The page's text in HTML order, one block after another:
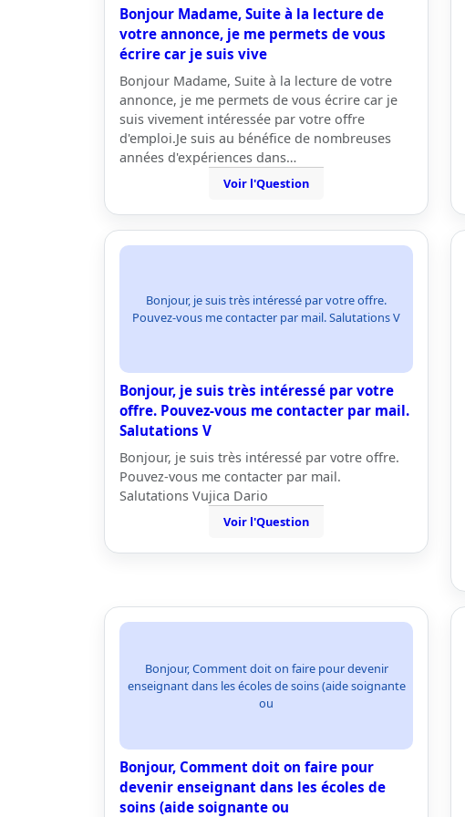
Bonjour Madame, Suite à la lecture de
votre annonce, je me permets de vous
écrire car je suis vive
Bonjour Madame, Suite à la lecture de votre
annonce, je me permets de vous écrire car je
suis vivement intéressée par votre offre
d'emploi.Je suis au bénéfice de nombreuses
années d'expériences dans…
Voir l'Question
Bonjour, je suis très intéressé par votre offre.
Pouvez-vous me contacter par mail. Salutations V
Bonjour, je suis très intéressé par votre
offre. Pouvez-vous me contacter par mail.
Salutations V
Bonjour, je suis très intéressé par votre offre.
Pouvez-vous me contacter par mail.
Salutations Vujica Dario
Voir l'Question
Bonjour, Comment doit on faire pour devenir
enseignant dans les écoles de soins (aide soignante
ou
Bonjour, Comment doit on faire pour
devenir enseignant dans les écoles de
soins (aide soignante ou